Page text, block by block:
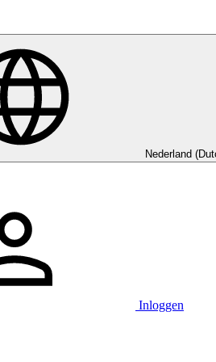
Nederland
Inloggen